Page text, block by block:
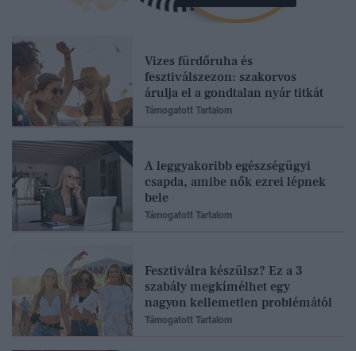
Vizes fürdőruha és
fesztiválszezon: szakorvos
árulja el a gondtalan nyár titkát
Támogatott Tartalom
A leggyakoribb egészségügyi
csapda, amibe nők ezrei lépnek
bele
Támogatott Tartalom
Fesztiválra készülsz? Ez a 3
szabály megkímélhet egy
nagyon kellemetlen problémától
Támogatott Tartalom